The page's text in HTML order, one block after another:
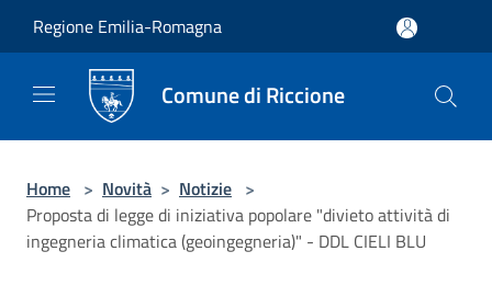
Regione Emilia-Romagna
Comune di Riccione
Home > Novità > Notizie >
Proposta di legge di iniziativa popolare "divieto attività di
ingegneria climatica (geoingegneria)" - DDL CIELI BLU